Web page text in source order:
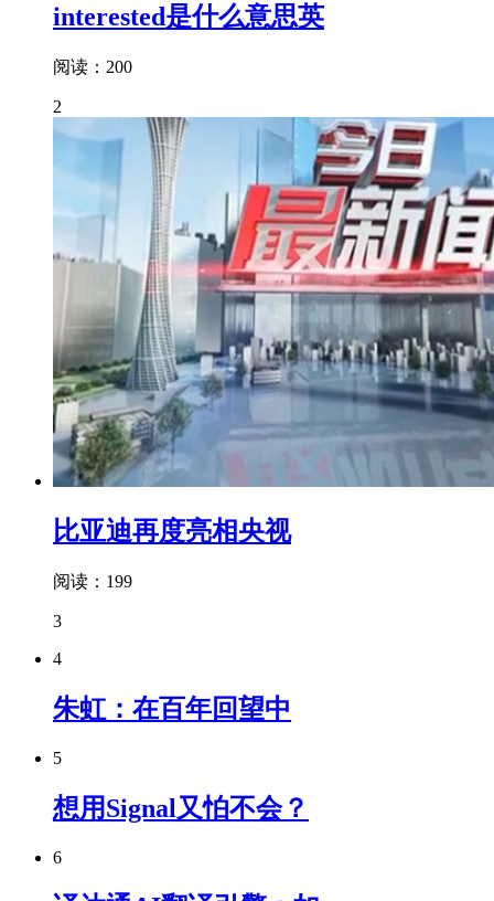
interested是什么意思英
阅读：200
2
比亚迪再度亮相央视
阅读：199
3
4
朱虹：在百年回望中
5
想用Signal又怕不会？
6